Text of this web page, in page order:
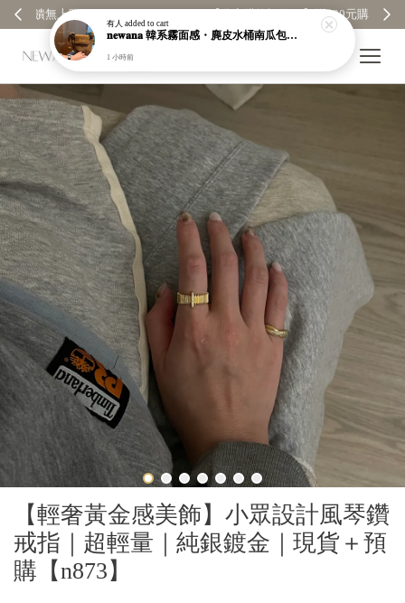
【輕奢黃金感美飾】小眾設計風琴鑽
戒指｜超輕量｜純銀鍍金｜現貨＋預
購【n873】
有人 added to cart
𝐧𝐞𝐰𝐚𝐧𝐚 韓系霧面感・麂皮水桶南瓜包｜通勤日常包｜高級皮革｜現貨＋預購【nk62】
1 小時前